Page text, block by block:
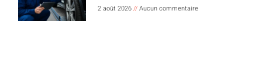
2 août 2026 Aucun commentaire